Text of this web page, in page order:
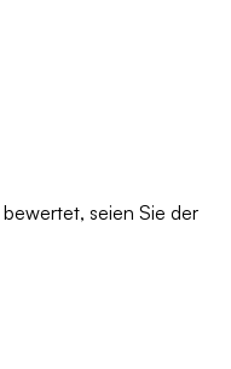
seien Sie der